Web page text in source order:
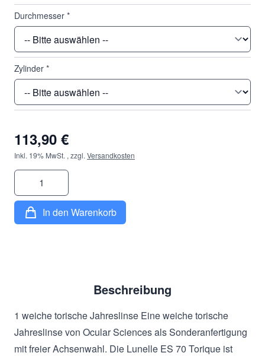
Durchmesser *
Zylinder *
113,90 €
Inkl. 19% MwSt. , zzgl. Versandkosten
Menge
In den Warenkorb
Beschreibung
1 weiche torische Jahreslinse Eine weiche torische
Jahreslinse von Ocular Sciences als Sonderanfertigung
mit freier Achsenwahl. Die Lunelle ES 70 Torique ist